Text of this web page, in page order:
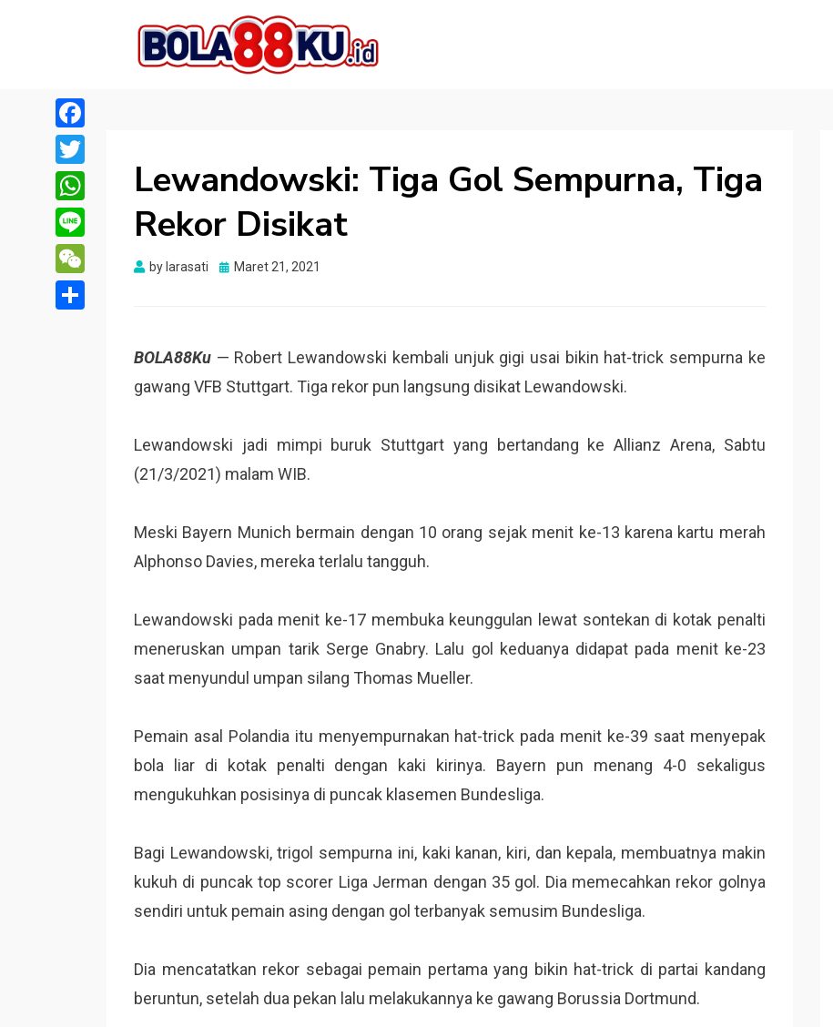
Lewandowski: Tiga Gol Sempurna, Tiga
Rekor Disikat
by larasati
Posted
Maret 21, 2021
BOLA88Ku — Robert Lewandowski kembali unjuk gigi usai bikin hat-trick sempurna ke
gawang VFB Stuttgart. Tiga rekor pun langsung disikat Lewandowski.
Lewandowski jadi mimpi buruk Stuttgart yang bertandang ke Allianz Arena, Sabtu
(21/3/2021) malam WIB.
Meski Bayern Munich bermain dengan 10 orang sejak menit ke-13 karena kartu merah
Alphonso Davies, mereka terlalu tangguh.
Lewandowski pada menit ke-17 membuka keunggulan lewat sontekan di kotak penalti
meneruskan umpan tarik Serge Gnabry. Lalu gol keduanya didapat pada menit ke-23
saat menyundul umpan silang Thomas Mueller.
Pemain asal Polandia itu menyempurnakan hat-trick pada menit ke-39 saat menyepak
bola liar di kotak penalti dengan kaki kirinya. Bayern pun menang 4-0 sekaligus
mengukuhkan posisinya di puncak klasemen Bundesliga.
Bagi Lewandowski, trigol sempurna ini, kaki kanan, kiri, dan kepala, membuatnya makin
kukuh di puncak top scorer Liga Jerman dengan 35 gol. Dia memecahkan rekor golnya
sendiri untuk pemain asing dengan gol terbanyak semusim Bundesliga.
Dia mencatatkan rekor sebagai pemain pertama yang bikin hat-trick di partai kandang
beruntun, setelah dua pekan lalu melakukannya ke gawang Borussia Dortmund.
Facebook
Twitter
WhatsApp
Line
WeChat